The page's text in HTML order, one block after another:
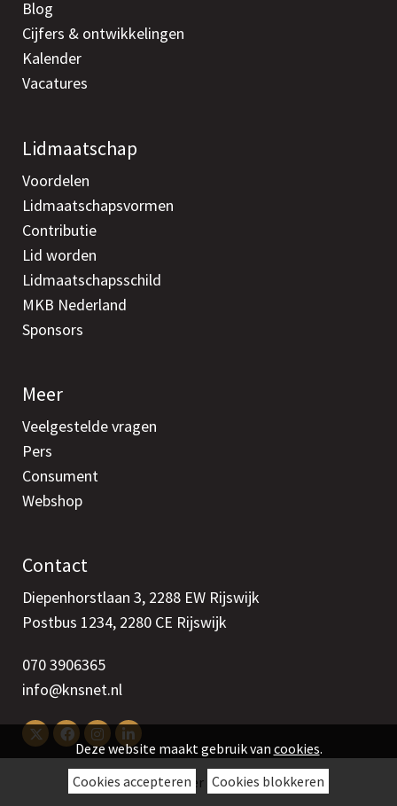
Blog
Cijfers & ontwikkelingen
Kalender
Vacatures
Lidmaatschap
Voordelen
Lidmaatschapsvormen
Contributie
Lid worden
Lidmaatschapsschild
MKB Nederland
Sponsors
Meer
Veelgestelde vragen
Pers
Consument
Webshop
Contact
Diepenhorstlaan 3, 2288 EW Rijswijk
Postbus 1234, 2280 CE Rijswijk
070 3906365
info@knsnet.nl
Colofon>Disclaimer>Cookies>Privacy
Deze website maakt gebruik van cookies.
Cookies accepteren
Cookies blokkeren